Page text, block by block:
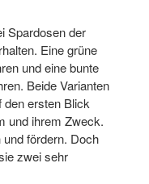
Spardosen der
Eine grüne
und eine bunte
Beide Varianten
den ersten Blick
und ihrem Zweck.
fördern. Doch
zwei sehr